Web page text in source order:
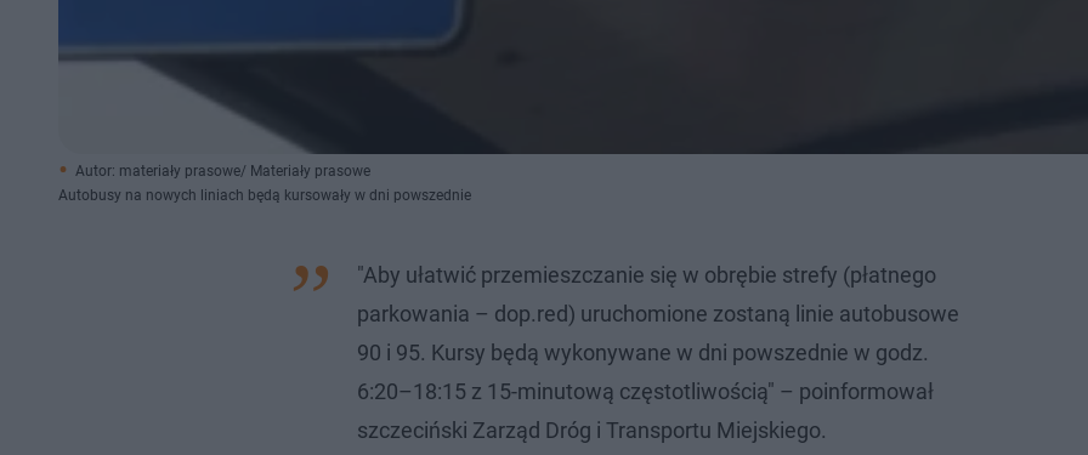
Autor: materiały prasowe/ Materiały prasowe
Autobusy na nowych liniach będą kursowały w dni powszednie
"Aby ułatwić przemieszczanie się w obrębie strefy (płatnego
parkowania – dop.red) uruchomione zostaną linie autobusowe
90 i 95. Kursy będą wykonywane w dni powszednie w godz.
6:20–18:15 z 15-minutową częstotliwością" – poinformował
szczeciński Zarząd Dróg i Transportu Miejskiego.